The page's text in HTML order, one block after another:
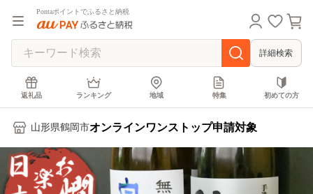
Pontaポイントでふるさと納税
詳細検索
返礼品 ランキング 地域 特集 初めての方
山形県鶴岡市オンラインワンストップ申請対象